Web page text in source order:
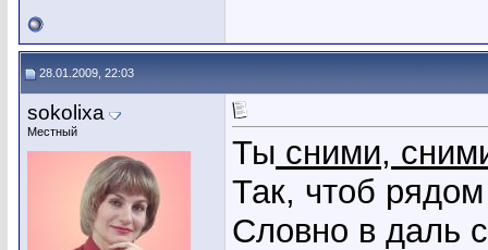
28.01.2009, 22:03
sokolixa
Местный
Ты сними,
Так, чтоб
Словно в даль